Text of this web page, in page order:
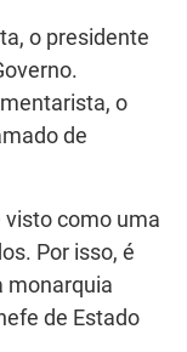
o presidente
o
de
visto como uma
Por isso, é
monarquia
de Estado